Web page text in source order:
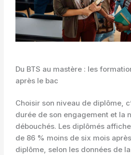
Du BTS au mastère : les
après le bac
Choisir son niveau de diplôme,
durée de son engagement et la
débouchés. Les diplômés
de 86 % moins de six mois
diplôme, selon les données de